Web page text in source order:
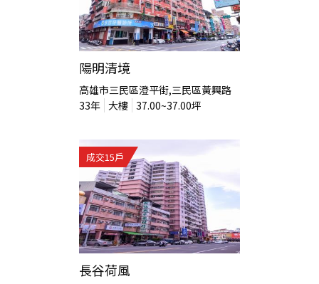
陽明清境
高雄市三民區澄平街,三民區黃興路
33年 大樓 37.00~37.00坪
成交15戶
長谷荷風